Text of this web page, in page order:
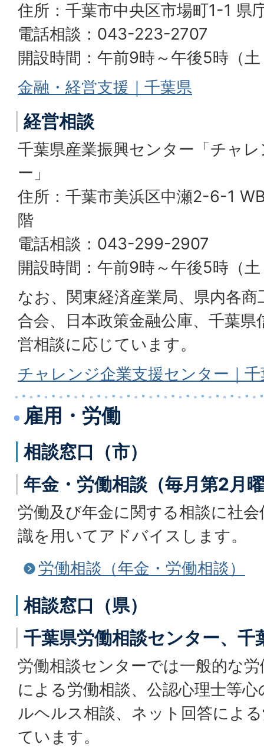
住所：千葉市中央区市場町1-1 県
電話相談：043-223-2707
開設時間：午前9時～午後5時（
金融・経営支援｜千葉県
経営相談
千葉県産業振興センター「チャ
ー」
住所：千葉市美浜区中瀬2-6-1
階
電話相談：043-299-2907
開設時間：午前9時～午後5時（
なお、関東経済産業局、県内各
合会、日本政策金融公庫、千葉
営相談に応じています。
チャレンジ企業支援センター｜
雇用・労働
相談窓口（市）
年金・労働相談（毎月第2月
労働及び年金に関する相談に社
識を用いてアドバイスします。
労働相談（年金・労働相談）
相談窓口（県）
千葉県労働相談センター、千
労働相談センターでは一般的な
による労働相談、公認心理士等
ルヘルス相談、ネット回答によ
ています。